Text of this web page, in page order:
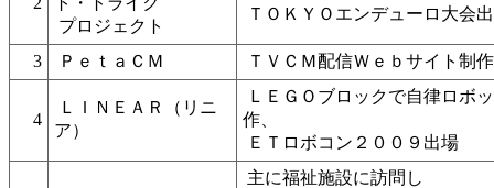
プロジェクト
ＴＯＫＹＯエンデューロ大会
3 ＰｅｔａＣＭ ＴＶＣＭ配信Ｗｅｂサイト制作
4
ＬＩＮＥＡＲ（リニ
ア）
ＬＥＧＯブロックで自律ロボ
作、
ＥＴロボコン２００９出場
主に福祉施設に訪問し